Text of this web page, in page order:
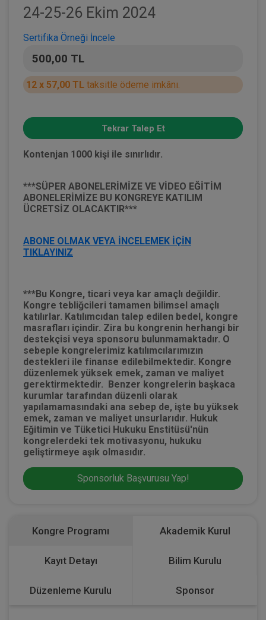
24-25-26 Ekim 2024
Sertifika Örneği İncele
500,00 TL
12 x 57,00 TL taksitle ödeme imkânı.
Tekrar Talep Et
Kontenjan 1000 kişi ile sınırlıdır.
***SÜPER ABONELERİMİZE VE VİDEO EĞİTİM
ABONELERİMİZE BU KONGREYE KATILIM
ÜCRETSİZ OLACAKTIR***
ABONE OLMAK VEYA İNCELEMEK İÇİN
TIKLAYINIZ
***Bu Kongre, ticari veya kar amaçlı değildir.
Kongre tebliğcileri tamamen bilimsel amaçlı
katılırlar. Katılımcıdan talep edilen bedel, kongre
masrafları içindir. Zira bu kongrenin herhangi bir
destekçisi veya sponsoru bulunmamaktadır. O
sebeple kongrelerimiz katılımcılarımızın
destekleri ile finanse edilebilmektedir. Kongre
düzenlemek yüksek emek, zaman ve maliyet
gerektirmektedir. Benzer kongrelerin başkaca
kurumlar tarafından düzenli olarak
yapılamamasındaki ana sebep de, işte bu yüksek
emek, zaman ve maliyet unsurlarıdır. Hukuk
Eğitimin ve Tüketici Hukuku Enstitüsü'nün
kongrelerdeki tek motivasyonu, hukuku
geliştirmeye aşık olmasıdır.
Sponsorluk Başvurusu Yap!
Kongre Programı Akademik Kurul
Kayıt Detayı Bilim Kurulu
Düzenleme Kurulu Sponsor